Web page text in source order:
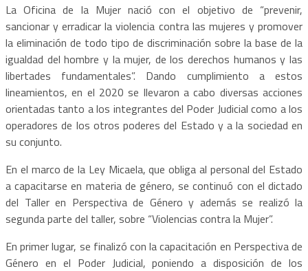
La Oficina de la Mujer nació con el objetivo de “prevenir,
sancionar y erradicar la violencia contra las mujeres y promover
la eliminación de todo tipo de discriminación sobre la base de la
igualdad del hombre y la mujer, de los derechos humanos y las
libertades fundamentales”. Dando cumplimiento a estos
lineamientos, en el 2020 se llevaron a cabo diversas acciones
orientadas tanto a los integrantes del Poder Judicial como a los
operadores de los otros poderes del Estado y a la sociedad en
su conjunto.
En el marco de la Ley Micaela, que obliga al personal del Estado
a capacitarse en materia de género, se continuó con el dictado
del Taller en Perspectiva de Género y además se realizó la
segunda parte del taller, sobre “Violencias contra la Mujer”.
En primer lugar, se finalizó con la capacitación en Perspectiva de
Género en el Poder Judicial, poniendo a disposición de los